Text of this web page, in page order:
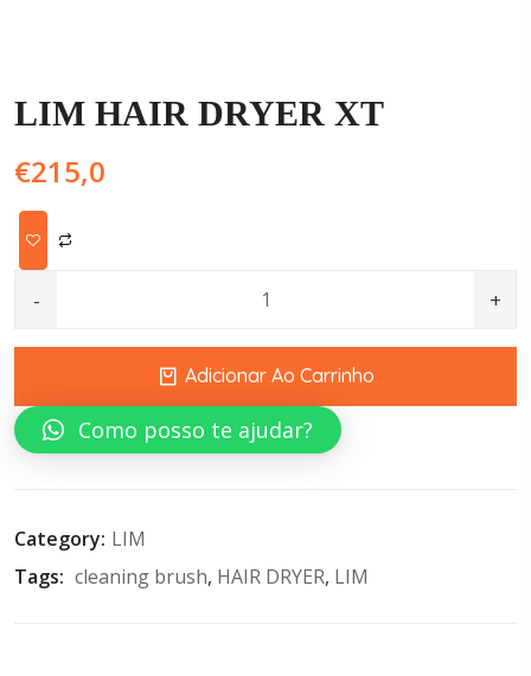
LIM HAIR DRYER XT
€215,0
LIM HAIR DRYER XT quantity
Adicionar Ao Carrinho
Como posso te ajudar?
Category: LIM
Tags: cleaning brush, HAIR DRYER, LIM